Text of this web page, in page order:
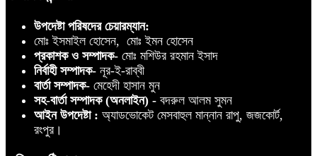
উপদেষ্টা পরিষদের চেয়ারম্যান:
মোঃ ইসমাইল হোসেন, মোঃ ইমন হোসেন
প্রকাশক ও সম্পাদক- মোঃ মশিউর রহমান ইসাদ
নির্বাহী সম্পাদক- নূর-ই-রাব্বী
বার্তা সম্পাদক- মেহেদী হাসান মুন
সহ-বার্তা সম্পাদক (অনলাইন) - বদরুল আলম সুমন
আইন উপদেষ্টা : অ্যাডভোকেট মেসবাহুল মান্নান রাপু, জজকোর্ট,
রংপুর।